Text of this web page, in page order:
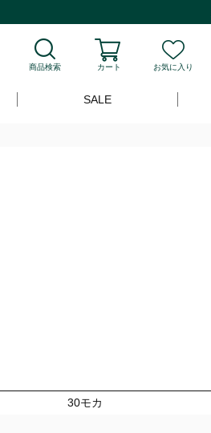
商品検索 カート お気に入り
SALE
30モカ